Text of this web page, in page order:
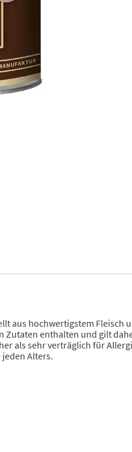
aus hochwertigstem
Zutaten enthalten und gilt
als sehr verträglich für
Alters.